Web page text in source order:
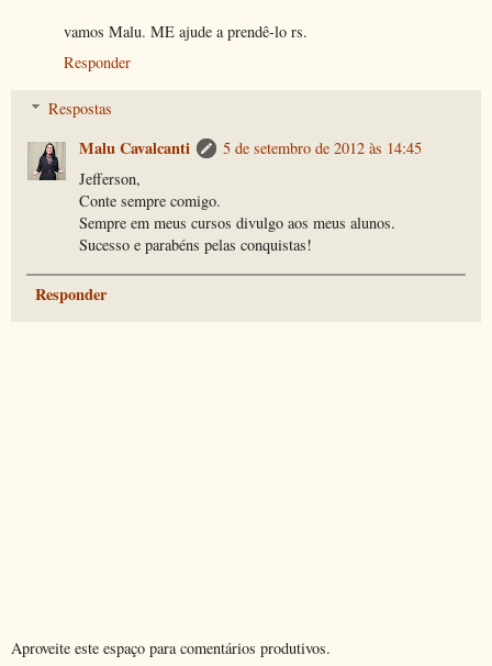
vamos Malu. ME ajude a prendê-lo rs.
Responder
Respostas
Malu Cavalcanti
5 de setembro de 2012 às 14:45
Jefferson,
Conte sempre comigo.
Sempre em meus cursos divulgo aos meus alunos.
Sucesso e parabéns pelas conquistas!
Responder
Aproveite este espaço para comentários produtivos.